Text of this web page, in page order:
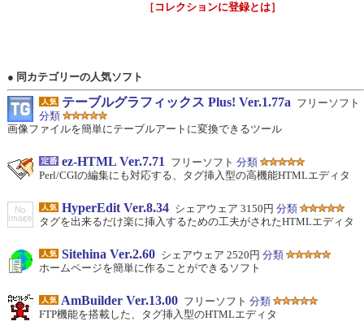
［コレクションに登録とは］
● 同カテゴリーの人気ソフト
テーブルグラフィックス Plus! Ver.1.77a フリーソフト
分類
画像ファイルを簡単にテーブルアートに変換できるツール
ez-HTML Ver.7.71 フリーソフト 分類
Perl/CGIの編集にも対応する、タグ挿入型の高機能HTMLエディタ
HyperEdit Ver.8.34 シェアウェア 3150円 分類
タグを出来るだけ楽に挿入するための工夫がされたHTMLエディタ
Sitehina Ver.2.60 シェアウェア 2520円 分類
ホームページを簡単に作ることができるソフト
AmBuilder Ver.13.00 フリーソフト 分類
FTP機能を搭載した、タグ挿入型のHTMLエディタ